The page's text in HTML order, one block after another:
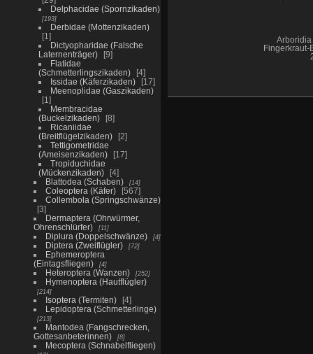
Delphacidae (Spornzikaden)
193
Derbidae (Mottenzikaden)
1
Dictyopharidae (Falsche
Laternenträger)
9
Flatidae
(Schmetterlingszikaden)
4
Issidae (Käferzikaden)
17
Meenoplidae (Gaszikaden)
1
Membracidae
(Buckelzikaden)
8
Ricaniidae
(Breitflügelzikaden)
2
Tettigometridae
(Ameisenzikaden)
17
Tropiduchidae
(Mückenzikaden)
4
Blattodea (Schaben)
14
Coleoptera (Käfer)
567
Collembola (Springschwänze)
3
Dermaptera (Ohrwürmer,
Ohrenschlürfer)
11
Diplura (Doppelschwänze) 4
Diptera (Zweiflügler) 72
Ephemeroptera
(Eintagsfliegen)
4
Heteroptera (Wanzen) 252
Hymenoptera (Hautflügler)
214
Isoptera (Termiten)
4
Lepidoptera (Schmetterlinge)
213
Mantodea (Fangschrecken,
Gottesanbeterinnen)
8
Mecoptera (Schnabelfliegen)
Fingerkraut-